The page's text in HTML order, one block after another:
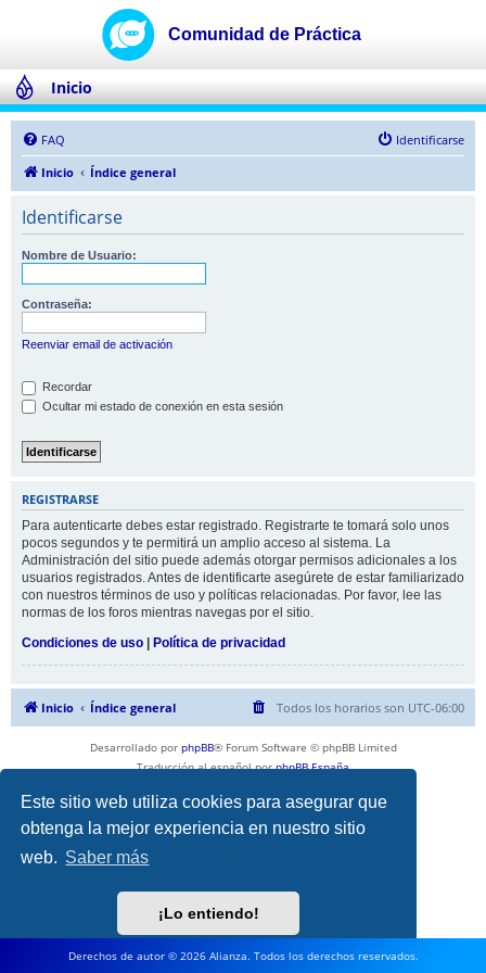
Este sitio web utiliza cookies para asegurar que
obtenga la mejor experiencia en nuestro sitio
web. Saber más
¡Lo entiendo!
Inicio
FAQ
Identificarse
Inicio
Índice general
Identificarse
Nombre de Usuario:
Contraseña:
Reenviar email de activación
Recordar
Ocultar mi estado de conexión en esta sesión
REGISTRARSE
Para autenticarte debes estar registrado. Registrarte te tomará solo unos
pocos segundos y te permitirá un amplio acceso al sistema. La
Administración del sitio puede además otorgar permisos adicionales a los
usuarios registrados. Antes de identificarte asegúrete de estar familiarizado
con nuestros términos de uso y políticas relacionadas. Por favor, lee las
normas de los foros mientras navegas por el sitio.
Condiciones de uso | Política de privacidad
Inicio Índice general Todos los horarios son UTC-06:00
Desarrollado por phpBB® Forum Software © phpBB Limited
Traducción al español porphpBB España
Derechos de autor © 2026 Alianza. Todos los derechos reservados.